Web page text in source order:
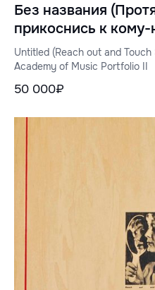
Без названия
прикоснись к кому-
портфолио
музыки II
Untitled (Reach out and
Academy of Music Portfolio II
50 000₽